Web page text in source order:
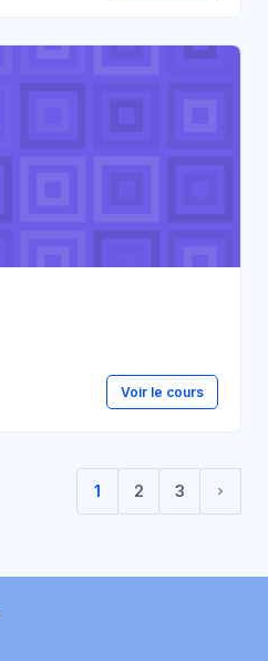
Voir le cours
1
(actuel)
2 3
Page